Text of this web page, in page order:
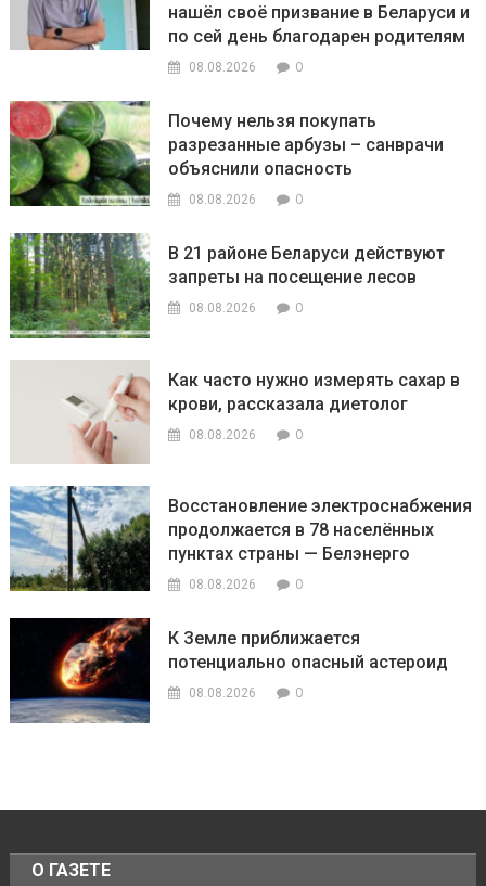
нашёл своё призвание в Беларуси и
по сей день благодарен родителям
08.08.2026 0
Почему нельзя покупать
разрезанные арбузы – санврачи
объяснили опасность
08.08.2026 0
В 21 районе Беларуси действуют
запреты на посещение лесов
08.08.2026 0
Как часто нужно измерять сахар в
крови, рассказала диетолог
08.08.2026 0
Восстановление электроснабжения
продолжается в 78 населённых
пунктах страны — Белэнерго
08.08.2026 0
К Земле приближается
потенциально опасный астероид
08.08.2026 0
О ГАЗЕТЕ